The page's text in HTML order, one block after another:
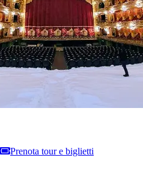
Prenota tour e biglietti